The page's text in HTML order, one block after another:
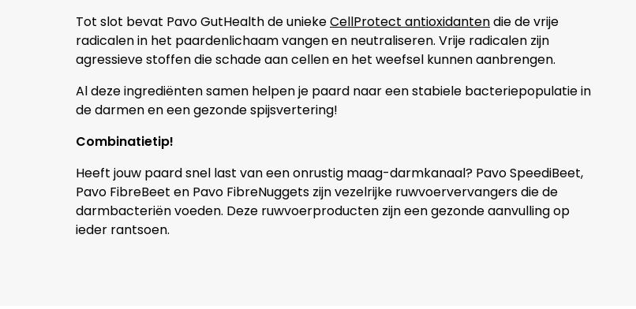
Tot slot bevat Pavo GutHealth de uniekeCellProtect antioxidantendie de vrije
radicalen in het paardenlichaam vangen en neutraliseren. Vrije radicalen zijn
agressieve stoffen die schade aan cellen en het weefsel kunnen aanbrengen.
Al deze ingrediënten samen helpen je paard naar een stabiele bacteriepopulatie in
de darmen en een gezonde spijsvertering!
Combinatietip!
Heeft jouw paard snel last van een onrustig maag-darmkanaal? Pavo SpeediBeet,
Pavo FibreBeet en Pavo FibreNuggets zijn vezelrijke ruwvoervervangers die de
darmbacteriën voeden. Deze ruwvoerproducten zijn een gezonde aanvulling op
ieder rantsoen.